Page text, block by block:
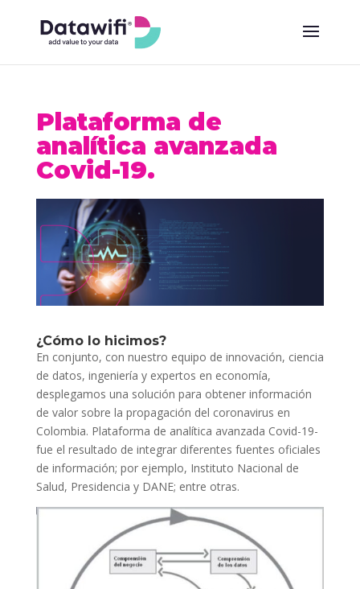
Plataforma de
analítica avanzada
Covid-19.
¿Cómo lo hicimos?
En conjunto, con nuestro equipo de innovación, ciencia
de datos, ingeniería y expertos en economía,
desplegamos una solución para obtener información
de valor sobre la propagación del coronavirus en
Colombia. Plataforma de analítica avanzada Covid-19-
fue el resultado de integrar diferentes fuentes oficiales
de información; por ejemplo, Instituto Nacional de
Salud, Presidencia y DANE; entre otras.